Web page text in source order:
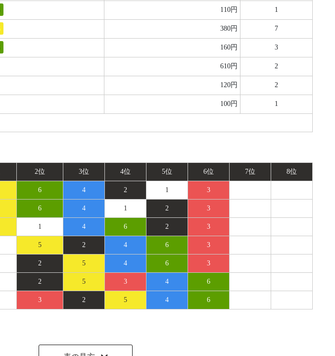
110円 1
380円 7
160円 3
610円 2
120円 2
100円 1
2位 3位 4位 5位 6位 7位 8位
6 4 2 1 3
6 4 1 2 3
1 4 6 2 3
5 2 4 6 3
2 5 4 6 3
2 5 3 4 6
3 2 5 4 6